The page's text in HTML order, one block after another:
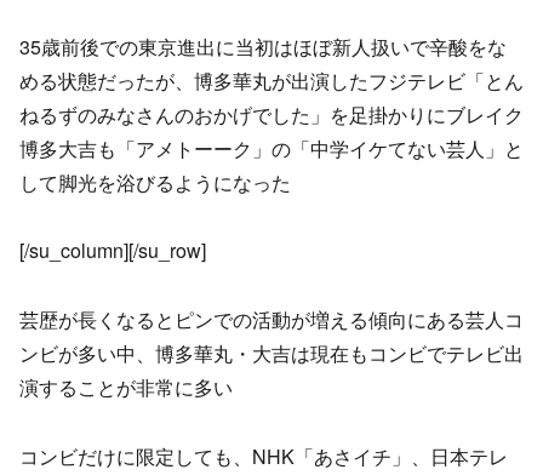
35歳前後での東京進出に当初はほぼ新人扱いで辛酸をな
める状態だったが、博多華丸が出演したフジテレビ「とん
ねるずのみなさんのおかげでした」を足掛かりにブレイク
博多大吉も「アメトーーク」の「中学イケてない芸人」と
して脚光を浴びるようになった
[/su_column][/su_row]
芸歴が長くなるとピンでの活動が増える傾向にある芸人コ
ンビが多い中、博多華丸・大吉は現在もコンビでテレビ出
演することが非常に多い
コンビだけに限定しても、NHK「あさイチ」、日本テレ